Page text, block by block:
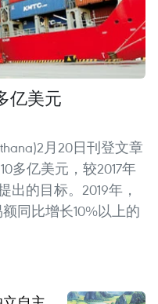
亿美元
月20日刊登文章
多亿美元，较2017年
出的目标。2019年，
同比增长10%以上的